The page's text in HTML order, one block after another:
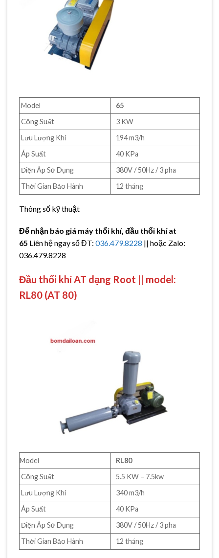
Model
65
Công Suất
3 KW
Lưu Lượng Khí
194 m3/h
Áp Suất
40 KPa
Điện Áp Sử Dụng
380V / 50Hz / 3 pha
Thời Gian Bảo Hành
12 tháng
Thông số kỹ thuật
Để nhận báo giá máy thổi khí, đầu thổi khí at
65 Liên hệ ngay số ĐT: 036.479.8228 || hoặc Zalo:
036.479.8228
Đầu thổi khí AT dạng Root || model:
RL80 (AT 80)
Model
RL80
Công Suất
5.5 KW – 7.5kw
Lưu Lượng Khí
340 m3/h
Áp Suất
40 KPa
Điện Áp Sử Dụng
380V / 50Hz / 3 pha
Thời Gian Bảo Hành
12 tháng